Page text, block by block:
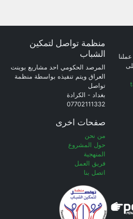
منظمة تواصل لتمكين
الشباب
المرصد الحكومي احد مشاريع بوينت
العراق ويتم تنفيذه بواسطة منظمة
تواصل
بغداد - الكرادة
07702111332
صفحات اخرى
من نحن
حول المشروع
المنهجية
فريق العمل
اتصل بنا